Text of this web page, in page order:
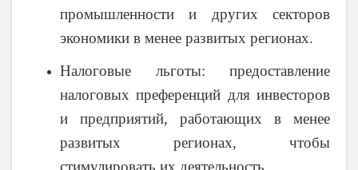
промышленности и других секторов
экономики в менее развитых регионах.
Налоговые льготы: предоставление
налоговых преференций для инвесторов
и предприятий, работающих в менее
развитых регионах, чтобы
стимулировать их деятельность.